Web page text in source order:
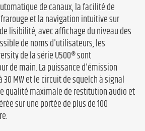
de canaux, la facilité de
et la navigation intuitive sur
lisibilité, avec affichage du niveau des
de noms d'utilisateurs, les
de la série U500® sont
de main. La puissance d'émission
MW et le circuit de squelch à signal
qualité maximale de restitution audio et
sur une portée de plus de 100